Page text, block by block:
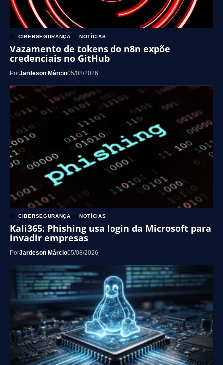
CIBERSEGURANÇA NOTÍCIAS
Vazamento de tokens do n8n expõe
credenciais no GitHub
PorJardeson Márcio05/08/2026
CIBERSEGURANÇA NOTÍCIAS
Kali365: Phishing usa login da Microsoft para
invadir empresas
PorJardeson Márcio05/08/2026